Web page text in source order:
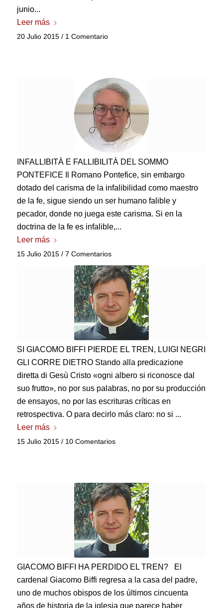
junio...
Leer más
20 Julio 2015 / 1 Comentario
INFALLIBITÀ E FALLIBILITÀ DEL SOMMO
PONTEFICE Il Romano Pontefice, sin embargo
dotado del carisma de la infalibilidad como maestro
de la fe, sigue siendo un ser humano falible y
pecador, donde no juega este carisma. Si en la
doctrina de la fe es infalible,...
Leer más
15 Julio 2015 / 7 Comentarios
SI GIACOMO BIFFI PIERDE EL TREN, LUIGI NEGRI
GLI CORRE DIETRO Stando alla predicazione
diretta di Gesù Cristo «ogni albero si riconosce dal
suo frutto», no por sus palabras, no por su producción
de ensayos, no por las escrituras críticas en
retrospectiva. O para decirlo más claro: no si ...
Leer más
15 Julio 2015 / 10 Comentarios
GIACOMO BIFFI HA PERDIDO EL TREN? El
cardenal Giacomo Biffi regresa a la casa del padre,
uno de muchos obispos de los últimos cincuenta
años de historia de la iglesia que parece haber